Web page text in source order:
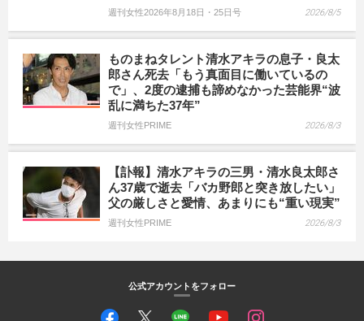
週刊女性2026年8月18日・25日号 2026/8/5
ものまねタレント清水アキラの息子・良太
郎さん死去「もう真面目に働いているの
で」、2度の逮捕も諦めなかった芸能界“波
乱に満ちた37年”
週刊女性PRIME 2026/8/3
【訃報】清水アキラの三男・清水良太郎さ
ん37歳で逝去「バカ野郎と突き放したい」
父の厳しさと愛情、あまりにも“重い現実”
週刊女性PRIME 2026/8/3
公式アカウントをフォロー